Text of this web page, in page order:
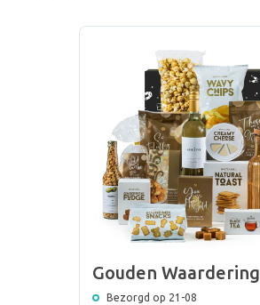
Gouden Waardering
Bezorgd op 21-08